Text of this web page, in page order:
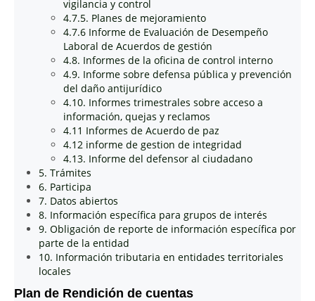
vigilancia y control
4.7.5. Planes de mejoramiento
4.7.6 Informe de Evaluación de Desempeño
Laboral de Acuerdos de gestión
4.8. Informes de la oficina de control interno
4.9. Informe sobre defensa pública y prevención
del daño antijurídico
4.10. Informes trimestrales sobre acceso a
información, quejas y reclamos
4.11 Informes de Acuerdo de paz
4.12 informe de gestion de integridad
4.13. Informe del defensor al ciudadano
5. Trámites
6. Participa
7. Datos abiertos
8. Información específica para grupos de interés
9. Obligación de reporte de información específica por
parte de la entidad
10. Información tributaria en entidades territoriales
locales
Plan de Rendición de cuentas